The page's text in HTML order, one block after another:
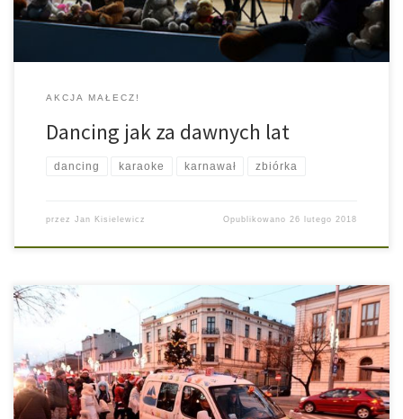
hufca zatańczyć w […]
AKCJA MAŁECZ!
Dancing jak za dawnych lat
dancing karaoke karnawał zbiórka
przez Jan Kisielewicz Opublikowano 26 lutego 2018
10 grudnia 2017 roku w naszym mieście odbyła się Parada
Świąteczna, w której udział wzięli również harcerze i zuchy z
Hufca ZHP Pabianice. Po paradzie, podczas Jarmarku
Świątecznego, nasi harcerze rozpalili na środku Starego Rynku